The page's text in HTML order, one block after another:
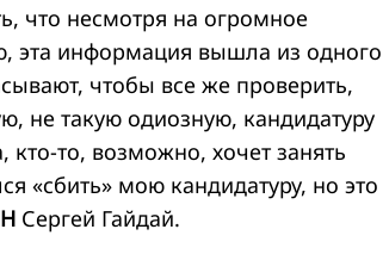
что несмотря на огромное
эта информация вышла из одного
чтобы все же проверить,
не такую одиозную, кандидатуру
то, возможно, хочет занять
«сбить» мою кандидатуру, но это
Сергей Гайдай.